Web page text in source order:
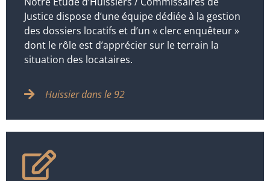
Justice dispose d’une équipe dédiée à la gestion
des dossiers locatifs et d’un « clerc enquêteur »
dont le rôle est d’apprécier sur le terrain la
situation des locataires.
Huissier dans le 92